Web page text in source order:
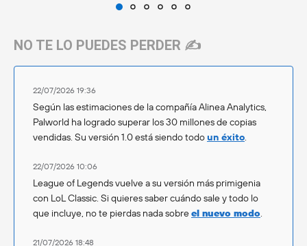
NO TE LO PUEDES PERDER ✍️
22/07/2026 19:36
Según las estimaciones de la compañía Alinea Analytics,
Palworld ha logrado superar los 30 millones de copias
vendidas. Su versión 1.0 está siendo todoun éxito.
22/07/2026 10:06
League of Legends vuelve a su versión más primigenia
con LoL Classic. Si quieres saber cuándo sale y todo lo
que incluye, no te pierdas nada sobreel nuevo modo.
21/07/2026 18:48